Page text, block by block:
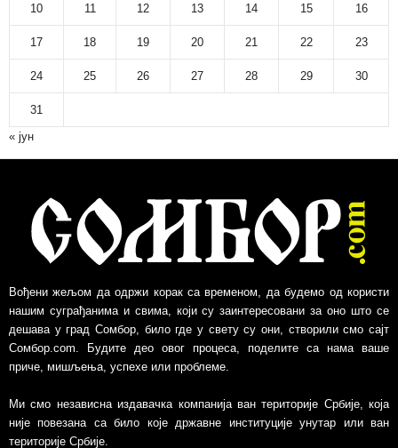
к
и
а
10 11 12 13 14 15 16
17 18 19 20 21 22 23
24 25 26 27 28 29 30
31
« јун
Вођени жељом да одржи корак са временом, да будемо од користи
нашим суграђанима и свима, који су заинтересовани за оно што се
дешава у град Сомбор, било где у свету су они, створили смо сајт
Сомбор.com. Будите део овог процеса, поделите са нама ваше
приче, мишљења, успехе или проблеме.
Ми смо независна издавачка компанија ван територије Србије, којa
није повезанa са било које државне институције унутар или ван
територије Србије.